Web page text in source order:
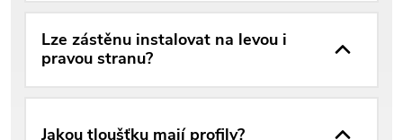
Lze zástěnu instalovat na levou i
pravou stranu?
Jakou tloušťku mají profily?